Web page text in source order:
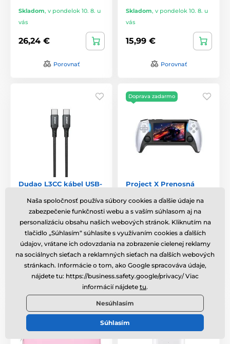
Skladom, v pondelok 10. 8. u
vás
26,24 €
Porovnať
Skladom, v pondelok 10. 8. u
vás
15,99 €
Porovnať
Dudao L3CC kábel USB-
čierny
Skladom,v pondelok 10. 8. u
vás
5,30 €
Porovnať
Doprava zadarmo
Project X Prenosná
IPS displejom, biela
Skladom , v pondelok 10. 8. u
vás
81,99 €
Porovnať
Naša spoločnosť používa súbory cookies a ďalšie údaje na
zabezpečenie funkčnosti webu a s vaším súhlasom aj na
personalizáciu obsahu našich webových stránok. Kliknutím na
tlačidlo „Súhlasím“ súhlasíte s využívaním cookies a ďalších
údajov, vrátane ich odovzdania na zobrazenie cielenej reklamy
na sociálnych sieťach a reklamných sieťach na ďalších webových
stránkach. Informácie o tom, ako Google spracováva údaje,
nájdete tu: https://business.safety.google/privacy/ Viac
informácií nájdete tu.
Nesúhlasím
Súhlasím